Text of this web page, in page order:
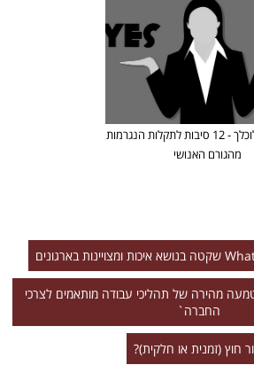
התריסר המלוכלך - 12 סיבות לתקלות הנגרמות
מהגורם האנושי
מהירה של תהליכי עבודה מותאמים לצרכי
החברה`
חוץ (זמנית או חלקית)?